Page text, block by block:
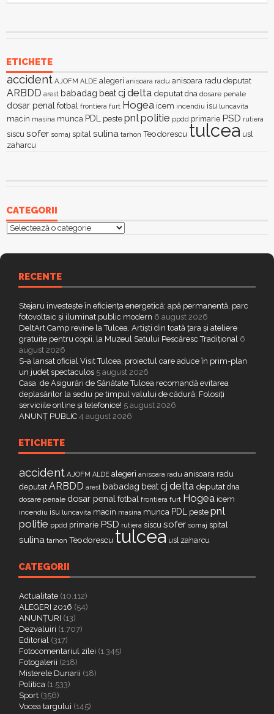
ETICHETE
accident AJOFM ALDE alegeri anisoara radu anisoara radu deputat
ARBDD arest babadag beatcj delta deputat dna dosare penale
dosar penal fotbal frontiera furt Hogea icem incendiu isu luncavita
macin masina munca PDL peste pnl politie ppdd primarie PSD rutiera
siscu sofer somaj spital sulina tarhon Teodorescu tulcea usl
zaharcu
CATEGORII
Categorii
RECENTE
Stejaru investește în eficiența energetică: apă permanentă, parc
fotovoltaic și iluminat public modern 6 august 2026
DeltArt Camp revine la Tulcea. Artiști din toată țara și ateliere
gratuite pentru copii, la Muzeul Satului Pescăresc Tradițional 6
august 2026
S-a lansat oficial Visit Tulcea, proiectul care aduce în prim-plan
un județ spectaculos 5 august 2026
Casa de Asigurări de Sănătate Tulcea recomandă evitarea
deplasărilor la sediu pe timpul valului de cădură: Folosiți
serviciile online și telefonice! 5 august 2026
ANUNȚ PUBLIC 4 august 2026
ETICHETE
accident AJOFM ALDE alegeri anisoara radu anisoara radu
deputat ARBDD arest babadag beatcj delta deputat dna
dosare penale dosar penal fotbal frontiera furt Hogea icem
incendiu isu luncavita macin masina munca PDL peste pnl
politie ppdd primarie PSD rutiera siscu sofer somaj spital
sulina tarhon Teodorescu tulcea usl zaharcu
CATEGORII
Actualitate (10.112)
ALEGERI 2016 (54)
ANUNȚURI (13)
Dezvaluiri (1.707)
Editorial (317)
Fotocomentariul zilei (1.345)
Fotogalerii (218)
Misterele Dunarii (18)
Politica (1.533)
Sport (356)
Vocea targului (145)